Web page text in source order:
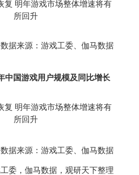
来源：游戏工委、伽马数据
国游戏用户规模及同比增长
来源：游戏工委、伽马数据
委， 伽马数据，观研天下整理